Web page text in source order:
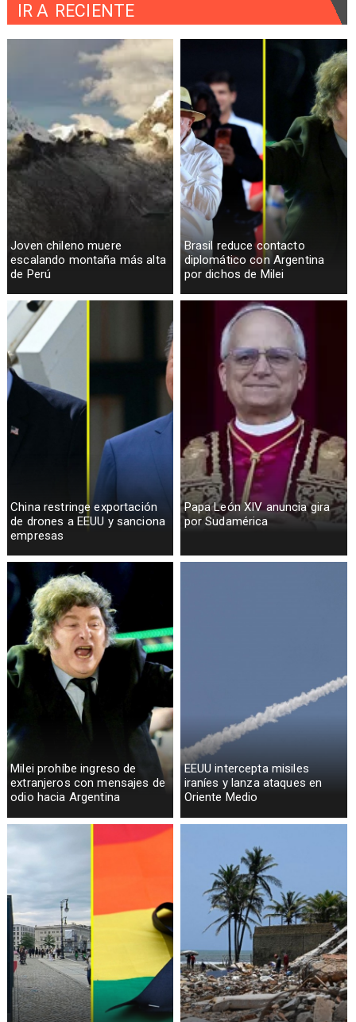
Joven chileno muere
escalando montaña más alta
de Perú
Brasil reduce contacto
diplomático con Argentina
por dichos de Milei
China restringe exportación
de drones a EEUU y sanciona
empresas
Papa León XIV anuncia gira
por Sudamérica
Milei prohíbe ingreso de
extranjeros con mensajes de
odio hacia Argentina
EEUU intercepta misiles
iraníes y lanza ataques en
Oriente Medio
IR A RECIENTE